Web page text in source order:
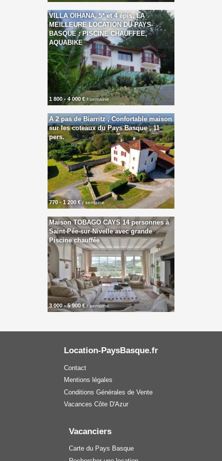
VILLA OIHANA, 5* et 4 épis, LA
MEILLEURE LOCATION DU PAYS-
BASQUE : PISCINE CHAUFFEE,
AQUABIKE
1 800 - 4 000 €/ semaine
A 2 pas de Biarritz , Confortable maison
sur les coteaux du Pays Basque , 11
pers.
770 - 1 200 €/ semaine
Maison TOBAGO CAYS 14 personnes à
Saint-Pée-sur-Nivelle avec grande
Piscine chauffée
3 000 - 5 900 €/ semaine
Location-PaysBasque.fr
Contact
Mentions légales
Conditions Générales de Vente
Vacances Côte D'Azur
Vacanciers
Carte du Pays Basque